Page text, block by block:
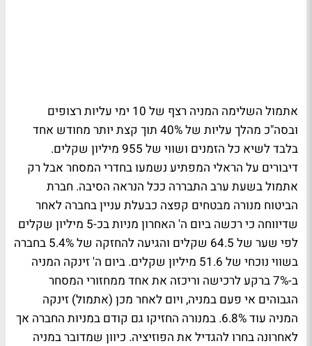
אתמול השלימה המניה רצף של 10 ימי עליות רצופים
ובסה"כ מהלך עליות של 40% תוך קצת יותר מחודש אחד
בלבד לשיא כל הזמנים ושווי של 955 מיליון שקלים.
דיבורים על הראלי המפתיע נשמעו בחדרי המסחר אבל רק
אתמול בשעת ערב התבררה ככל הנראה הסיבה. חברת
הביטוח מנורה מבטחים קפצה כבעלת עניין בחברה לאחר
שדיווחה כי רכשה ביום ה' האחרון מניות בכ-5 מיליון שקלים
לפי שער של 64.5 שקלים והגיעה להחזקה של 5.4% בחברה
בשווי נוכחי של 51.6 מיליון שקלים. ביום ה' זינקה המניה
ב-7% ברקע לרכישה וריכזה את אחד ממחזורי המסחר
הגבוהים אי פעם במניה, ויום לאחר מכן (אתמול) זינקה
המניה עוד 6.8%. במנורה החזיקו גם קודם במניות החברה אך
לאחרונה בחרו להגדיל את הפוזיציה. כיוון שמדובר במניה